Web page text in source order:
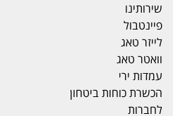
שירותינו
פיינטבול
לייזר טאג
וואטר טאג
עמדות ירי
הכשרת כוחות ביטחון
לחברות